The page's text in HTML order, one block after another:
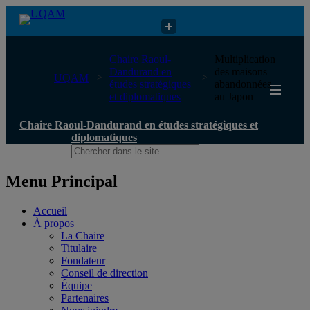
Chaire Raoul-Dandurand en études stratégiques et diplomatiques
UQAM
Chaire Raoul-
Dandurand en
études stratégiques
et diplomatiques
Multiplication
des maisons
abandonnées
au Japon
Chaire Raoul-Dandurand en études stratégiques et
diplomatiques
Menu Principal
Accueil
À propos
La Chaire
Titulaire
Fondateur
Conseil de direction
Équipe
Partenaires